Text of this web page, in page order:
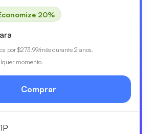
20%
por $273.99/mês durante 2 anos.
momento.
Comprar